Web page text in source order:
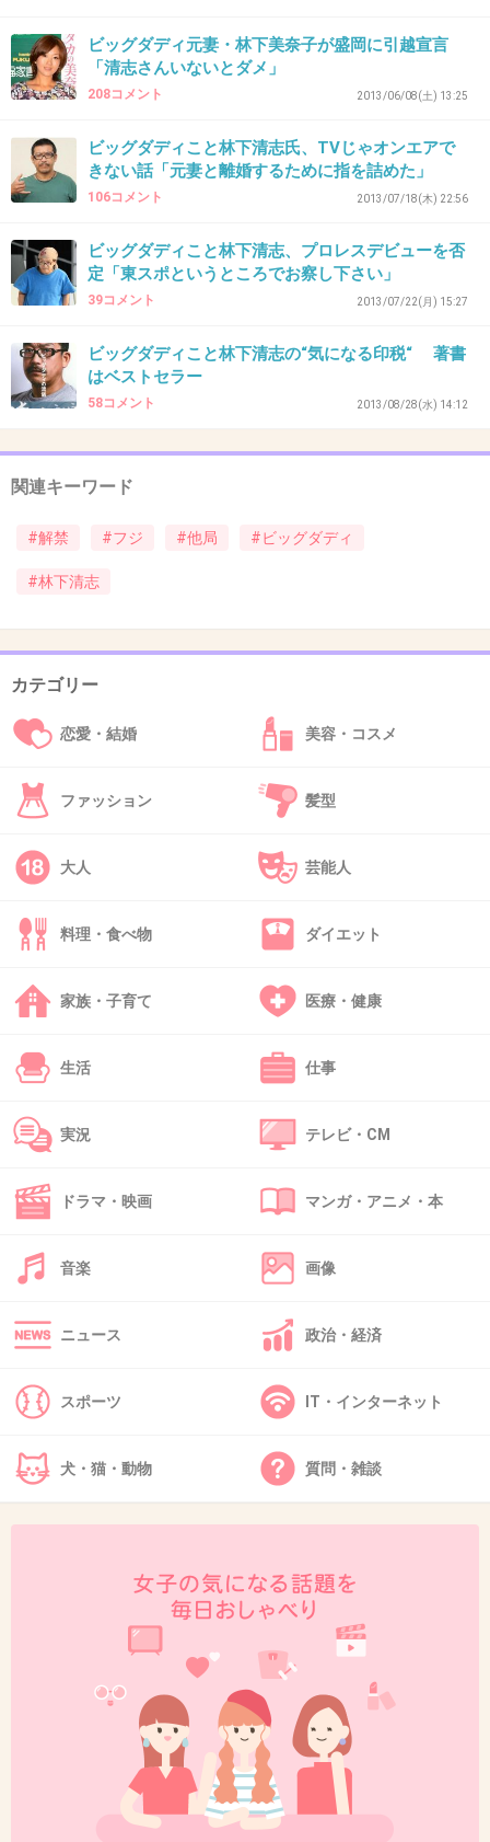
美奈子には脱ぎ芸（）があるけどダディは何が
できるわけ？
足(笑)
あっ他がキモすぎて見たくないですよね
+45
とりあえず、誰？
ウジテレビは見ないですけどね
+14
アラレちゃんとかに出演してそう(・∀・)
39. 匿名 2013/09/16(月) 13:49:33
+32
リトルダディと共演でもするつもり？笑
出典：up.gc-img.net
41. 匿名 2013/09/16(月) 13:50:08
ほしい。
目の錯覚かと思うほどの足の短さｗｗｗ
2013/09/16(月) 13:50:52
おいおい夫婦そろって芸能人気取りもたいがい
ビッグダディ元妻・林下美奈子が盛岡に引越宣言
「清志さんいないとダメ」
208コメント 2013/06/08(土) 13:25
ビッグダディこと林下清志氏、TVじゃオンエアで
きない話「元妻と離婚するために指を詰めた」
106コメント 2013/07/18(木) 22:56
ビッグダディこと林下清志、プロレスデビューを否
定「東スポというところでお察し下さい」
39コメント 2013/07/22(月) 15:27
ビッグダディこと林下清志の“気になる印税“ 著書
はベストセラー
58コメント 2013/08/28(水) 14:12
関連キーワード
#解禁 #フジ #他局 #ビッグダディ
#林下清志
カテゴリー
恋愛・結婚 美容・コスメ
ファッション 髪型
大人 芸能人
料理・食べ物 ダイエット
家族・子育て 医療・健康
生活 仕事
実況 テレビ・CM
ドラマ・映画 マンガ・アニメ・本
音楽 画像
ニュース 政治・経済
スポーツ IT・インターネット
犬・猫・動物 質問・雑談